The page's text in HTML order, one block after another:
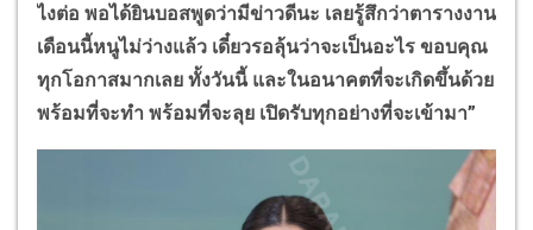
ไงต่อ พอได้ยินบอสพูดว่ามีข่าวดีนะ เลยรู้สึกว่าตารางงาน
เดือนนี้หนูไม่ว่างแล้ว เดี๋ยวรอลุ้นว่าจะเป็นอะไร ขอบคุณ
ทุกโอกาสมากเลย ทั้งวันนี้ และในอนาคตที่จะเกิดขึ้นด้วย
พร้อมที่จะทำ พร้อมที่จะลุย เปิดรับทุกอย่างที่จะเข้ามา”